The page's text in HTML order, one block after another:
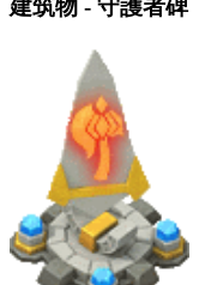
建筑物 - 守護者碑